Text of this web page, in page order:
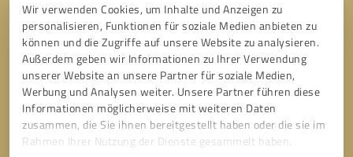
Wir verwenden Cookies, um Inhalte und Anzeigen zu
personalisieren, Funktionen für soziale Medien anbieten zu
können und die Zugriffe auf unsere Website zu analysieren.
Außerdem geben wir Informationen zu Ihrer Verwendung
unserer Website an unsere Partner für soziale Medien,
Werbung und Analysen weiter. Unsere Partner führen diese
Informationen möglicherweise mit weiteren Daten
zusammen, die Sie ihnen bereitgestellt haben oder die sie im
Rahmen Ihrer Nutzung der Dienste gesammelt haben.